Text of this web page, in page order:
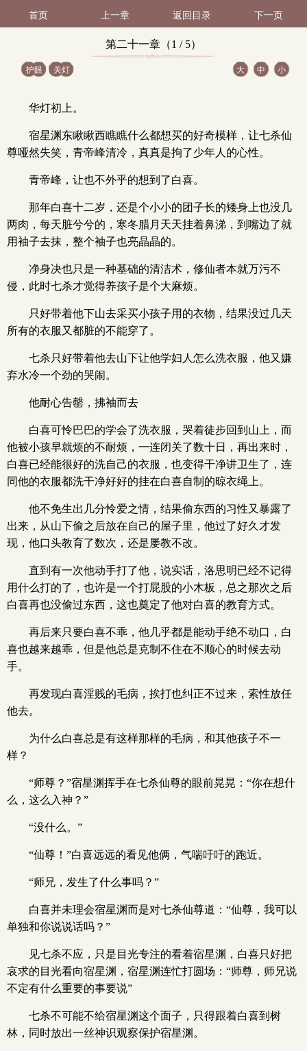
首页 上一章 返回目录 下一页
第二十一章（1 / 5）
护眼 关灯 大 中 小
华灯初上。
宿星渊东瞅瞅西瞧瞧什么都想买的好奇模样，让七杀仙
尊哑然失笑，青帝峰清冷，真真是拘了少年人的心性。
青帝峰，让也不外乎的想到了白喜。
那年白喜十二岁，还是个小小的团子长的矮身上也没几
两肉，每天脏兮兮的，寒冬腊月天天挂着鼻涕，到嘴边了就
用袖子去抹，整个袖子也亮晶晶的。
净身决也只是一种基础的清洁术，修仙者本就万污不
侵，此时七杀才觉得养孩子是个大麻烦。
只好带着他下山去采买小孩子用的衣物，结果没过几天
所有的衣服又都脏的不能穿了。
七杀只好带着他去山下让他学妇人怎么洗衣服，他又嫌
弃水冷一个劲的哭闹。
他耐心告罄，拂袖而去
白喜可怜巴巴的学会了洗衣服，哭着徒步回到山上，而
他被小孩早就烦的不耐烦，一连闭关了数十日，再出来时，
白喜已经能很好的洗自己的衣服，也变得干净讲卫生了，连
同他的衣服都洗干净好好的挂在白喜自制的晾衣绳上。
他不免生出几分怜爱之情，结果偷东西的习性又暴露了
出来，从山下偷之后放在自己的屋子里，他过了好久才发
现，他口头教育了数次，还是屡教不改。
直到有一次他动手打了他，说实话，洛思明已经不记得
用什么打的了，也许是一个打屁股的小木板，总之那次之后
白喜再也没偷过东西，这也奠定了他对白喜的教育方式。
再后来只要白喜不乖，他几乎都是能动手绝不动口，白
喜也越来越乖，但是他总是克制不住在不顺心的时候去动
手。
再发现白喜淫贱的毛病，挨打也纠正不过来，索性放任
他去。
为什么白喜总是有这样那样的毛病，和其他孩子不一
样？
“师尊？”宿星渊挥手在七杀仙尊的眼前晃晃：“你在想什
么，这么入神？”
“没什么。”
“仙尊！”白喜远远的看见他俩，气喘吁吁的跑近。
“师兄，发生了什么事吗？”
白喜并未理会宿星渊而是对七杀仙尊道：“仙尊，我可以
单独和你说说话吗？”
见七杀不应，只是目光专注的看着宿星渊，白喜只好把
哀求的目光看向宿星渊，宿星渊连忙打圆场：“师尊，师兄说
不定有什么重要的事要说”
七杀不可能不给宿星渊这个面子，只得跟着白喜到树
林，同时放出一丝神识观察保护宿星渊。